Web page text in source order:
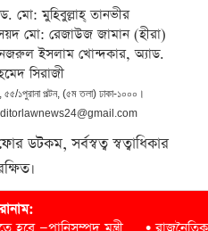
মো: মুহিবুল্লাহ্ তানভীর
মো: রেজাউজ জামান (হীরা)
ইসলাম খোন্দকার, অ্যাড.
সিরাজী
৫৫/১পুরানা পল্টন, (৫ম তলা) ঢাকা-১০০০।
সর্বস্বত্ব স্বত্বাধিকার
by:Dotsilicon